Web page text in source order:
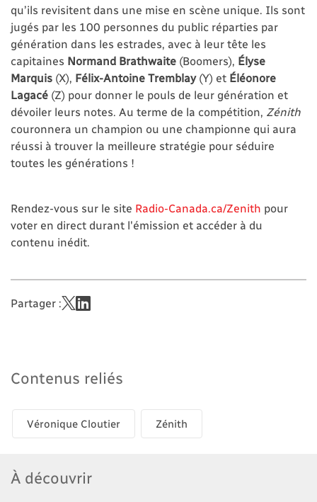
qu’ils revisitent dans une mise en scène unique. Ils sont
jugés par les 100 personnes du public réparties par
génération dans les estrades, avec à leur tête les
capitaines Normand Brathwaite (Boomers), Élyse
Marquis (X), Félix-Antoine Tremblay(Y) et Éléonore
Lagacé (Z) pour donner le pouls de leur génération et
dévoiler leurs notes. Au terme de la compétition, Zénith
couronnera un champion ou une championne qui aura
réussi à trouver la meilleure stratégie pour séduire
toutes les générations !
Rendez-vous sur le site Radio-Canada.ca/Zenith pour
voter en direct durant l'émission et accéder à du
contenu inédit.
Partager :
Contenus reliés
Véronique Cloutier Zénith
À découvrir